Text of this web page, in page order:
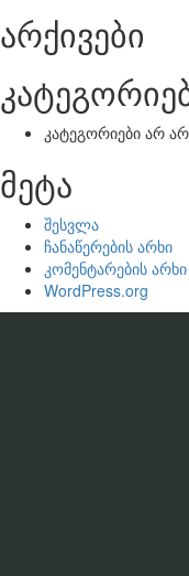
არქივები
კატეგორიები არ
მეტა
შესვლა
ჩანაწერების არხი
კომენტარების არხი
WordPress.org